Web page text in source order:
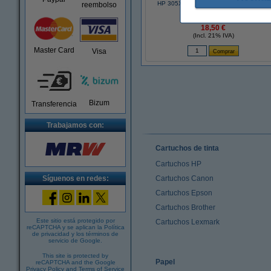
reembolso
Master Card Visa
Transferencia Bizum
Trabajamos con:
Síguenos en redes:
Este sitio está protegido por
reCAPTCHA y se aplican la Política
de privacidad y los términos de
servicio de Google
This site is protected by
reCAPTCHA and the Google
Privacy Policy and Terms of Service
HP 305XL (3YM63AE) cartucho de tinta
color XL (original)
18,50 €
(Incl. 21% IVA)
Cartuchos de tinta
Cartuchos HP
Cartuchos Canon
Cartuchos Epson
Cartuchos Brother
Cartuchos Lexmark
Papel